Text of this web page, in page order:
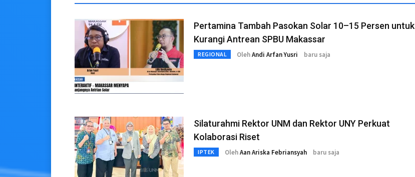
Pertamina Tambah Pasokan Solar 10–15 Persen untuk
Kurangi Antrean SPBU Makassar
REGIONAL OlehAndi Arfan Yusri baru saja
Silaturahmi Rektor UNM dan Rektor UNY Perkuat
Kolaborasi Riset
IPTEK OlehAan Ariska Febriansyah baru saja